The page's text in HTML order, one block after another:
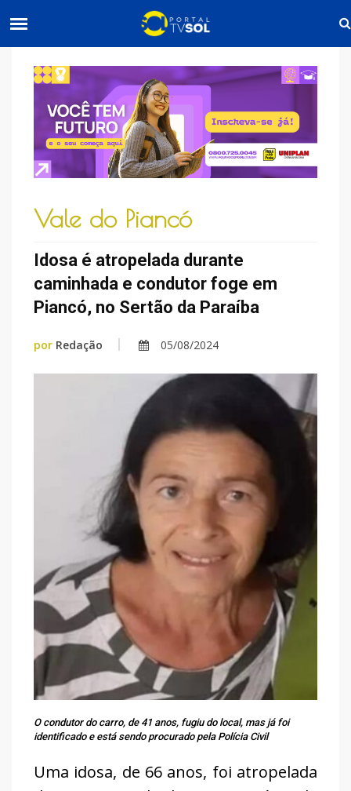
Vale do Piancó
Idosa é atropelada durante
caminhada e condutor foge em
Piancó, no Sertão da Paraíba
por Redação 05/08/2024
O condutor do carro, de 41 anos, fugiu do local, mas já foi
identificado e está sendo procurado pela Polícia Civil
Uma idosa, de 66 anos, foi atropelada